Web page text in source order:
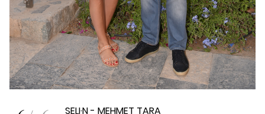
SELI·N - MEHMET TARA